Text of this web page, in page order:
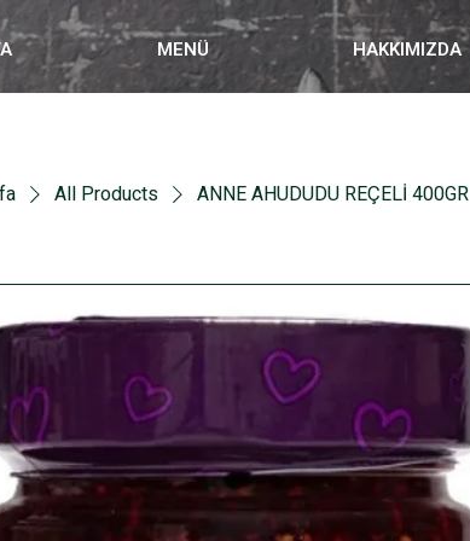
MENÜ HAKKIMIZDA
All Products ANNE AHUDUDU REÇELİ 400GR